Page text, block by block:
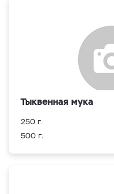
Тыквенная мука
250 г.
500 г.